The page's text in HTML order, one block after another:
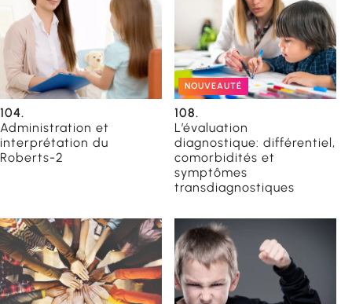
104.
Administration et
interprétation du
Roberts-2
NOUVEAUTÉ
108.
L’évaluation
diagnostique: différentiel,
comorbidités et
symptômes
transdiagnostiques